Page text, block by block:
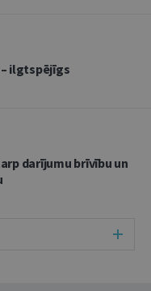
ilgtspējīgs
darījumu brīvību un